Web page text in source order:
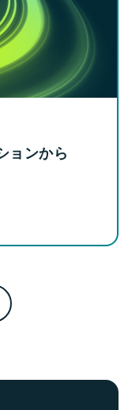
ョンから